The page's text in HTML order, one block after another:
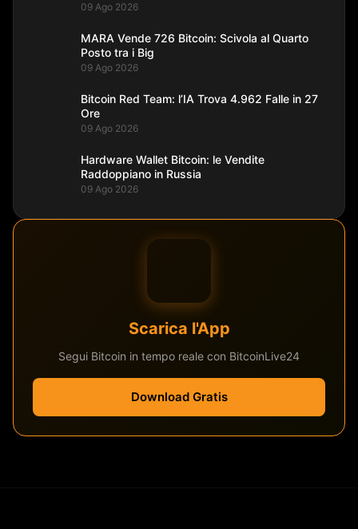
09 Ago 2026
MARA Vende 726 Bitcoin: Scivola al Quarto
Posto tra i Big
09 Ago 2026
Bitcoin Red Team: l’IA Trova 4.962 Falle in 27
Ore
09 Ago 2026
Hardware Wallet Bitcoin: le Vendite
Raddoppiano in Russia
09 Ago 2026
Scarica l'App
Segui Bitcoin in tempo reale con BitcoinLive24
Download Gratis